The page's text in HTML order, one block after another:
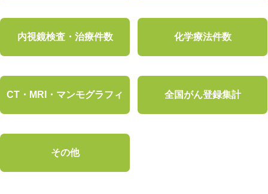
内視鏡検査・治療件数 化学療法件数
CT・MRI・マンモグラフィ 全国がん登録集計
その他